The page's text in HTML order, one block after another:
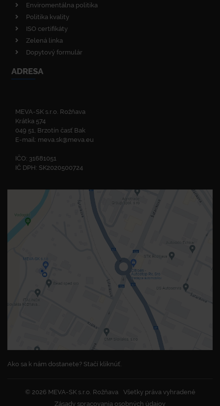
Enviromentálna politika
Politika kvality
ISO certifikáty
Zelená linka
Dopytový formulár
ADRESA
MEVA-SK s.r.o. Rožňava
Krátka 574
049 51, Brzotín časť Bak
E-mail: meva.sk@meva.eu
IČO: 31681051
IČ DPH: SK2020500724
Ako sa k nám dostanete? Stačí kliknúť.
© 2026 MEVA-SK s.r.o. Rožňava
Všetky práva vyhradené
Zásady spracovania osobných údajov